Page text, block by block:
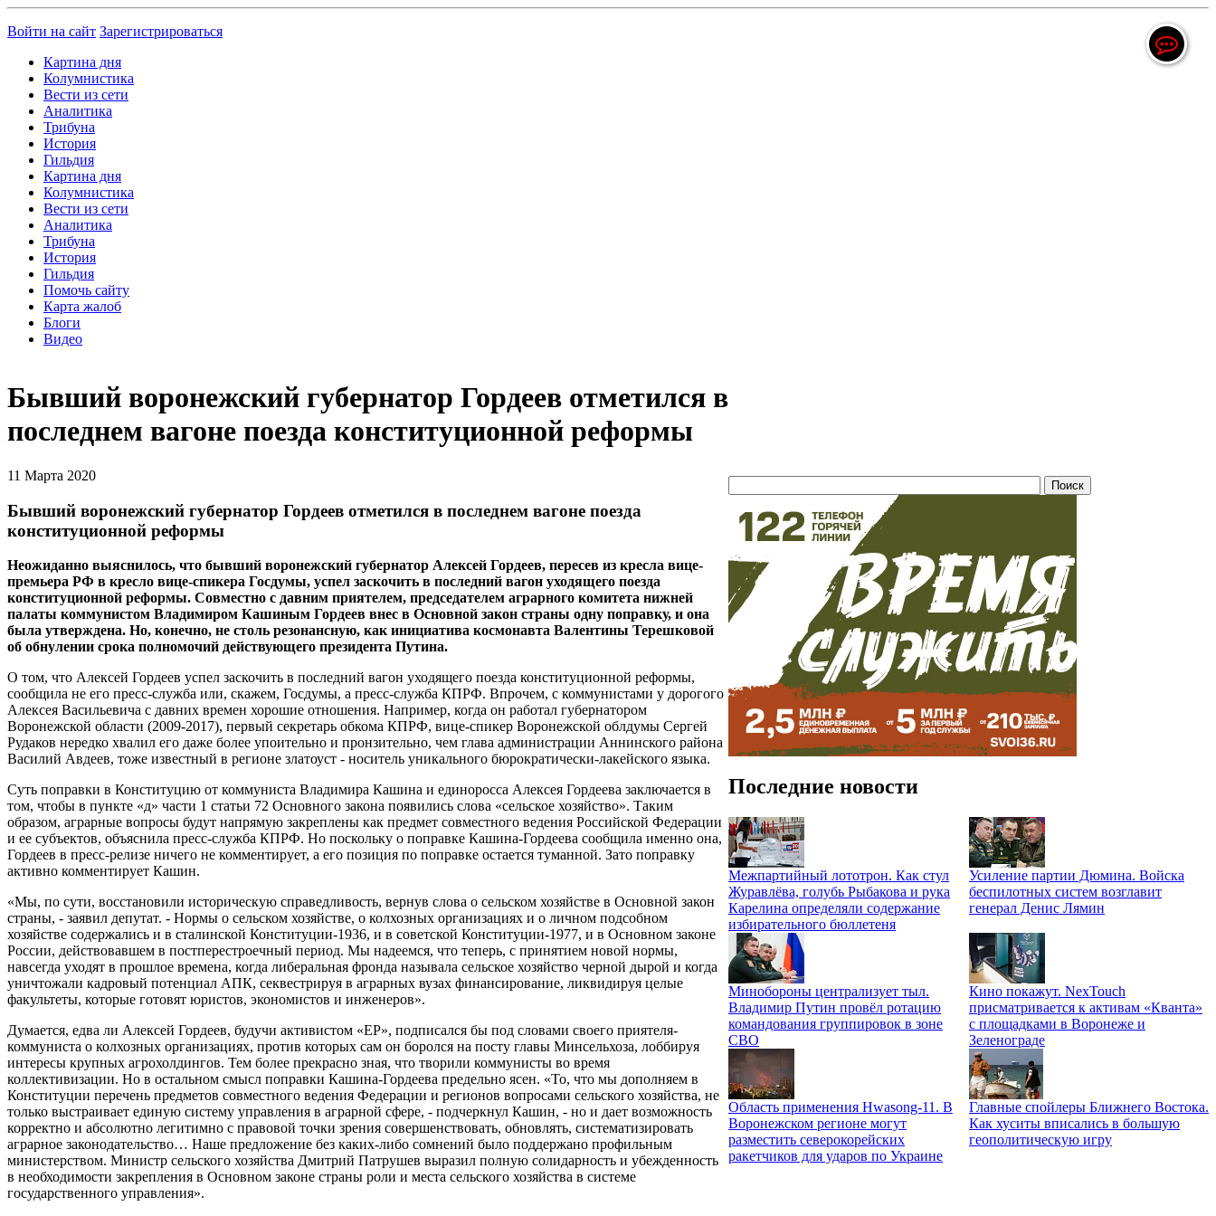
Войти на сайт Зарегистрироваться
Картина дня
Колумнистика
Вести из сети
Аналитика
Трибуна
История
Гильдия
Картина дня
Колумнистика
Вести из сети
Аналитика
Трибуна
История
Гильдия
Помочь сайту
Карта жалоб
Блоги
Видео
Бывший воронежский губернатор Гордеев отметился в
последнем вагоне поезда конституционной реформы
11 Марта 2020
Бывший воронежский губернатор Гордеев отметился в последнем вагоне поезда
конституционной реформы
Неожиданно выяснилось, что бывший воронежский губернатор Алексей Гордеев, пересев из кресла вице-
премьера РФ в кресло вице-спикера Госдумы, успел заскочить в последний вагон уходящего поезда
конституционной реформы. Совместно с давним приятелем, председателем аграрного комитета нижней
палаты коммунистом Владимиром Кашиным Гордеев внес в Основной закон страны одну поправку, и она
была утверждена. Но, конечно, не столь резонансную, как инициатива космонавта Валентины Терешковой
об обнулении срока полномочий действующего президента Путина.
О том, что Алексей Гордеев успел заскочить в последний вагон уходящего поезда конституционной реформы,
сообщила не его пресс-служба или, скажем, Госдумы, а пресс-служба КПРФ. Впрочем, с коммунистами у дорогого
Алексея Васильевича с давних времен хорошие отношения. Например, когда он работал губернатором
Воронежской области (2009-2017), первый секретарь обкома КПРФ, вице-спикер Воронежской облдумы Сергей
Рудаков нередко хвалил его даже более упоительно и пронзительно, чем глава администрации Аннинского района
Василий Авдеев, тоже известный в регионе златоуст - носитель уникального бюрократически-лакейского языка.
Суть поправки в Конституцию от коммуниста Владимира Кашина и единоросса Алексея Гордеева заключается в
том, чтобы в пункте «д» части 1 статьи 72 Основного закона появились слова «сельское хозяйство». Таким
образом, аграрные вопросы будут напрямую закреплены как предмет совместного ведения Российской Федерации
и ее субъектов, объяснила пресс-служба КПРФ. Но поскольку о поправке Кашина-Гордеева сообщила именно она,
Гордеев в пресс-релизе ничего не комментирует, а его позиция по поправке остается туманной. Зато поправку
активно комментирует Кашин.
«Мы, по сути, восстановили историческую справедливость, вернув слова о сельском хозяйстве в Основной закон
страны, - заявил депутат. - Нормы о сельском хозяйстве, о колхозных организациях и о личном подсобном
хозяйстве содержались и в сталинской Конституции-1936, и в советской Конституции-1977, и в Основном законе
России, действовавшем в постперестроечный период. Мы надеемся, что теперь, с принятием новой нормы,
навсегда уходят в прошлое времена, когда либеральная фронда называла сельское хозяйство черной дырой и когда
уничтожали кадровый потенциал АПК, секвестрируя в аграрных вузах финансирование, ликвидируя целые
факультеты, которые готовят юристов, экономистов и инженеров».
Думается, едва ли Алексей Гордеев, будучи активистом «ЕР», подписался бы под словами своего приятеля-
коммуниста о колхозных организациях, против которых сам он боролся на посту главы Минсельхоза, лоббируя
интересы крупных агрохолдингов. Тем более прекрасно зная, что творили коммунисты во время
коллективизации. Но в остальном смысл поправки Кашина-Гордеева предельно ясен. «То, что мы дополняем в
Конституции перечень предметов совместного ведения Федерации и регионов вопросами сельского хозяйства, не
только выстраивает единую систему управления в аграрной сфере, - подчеркнул Кашин, - но и дает возможность
корректно и абсолютно легитимно с правовой точки зрения совершенствовать, обновлять, систематизировать
аграрное законодательство… Наше предложение без каких-либо сомнений было поддержано профильным
министерством. Министр сельского хозяйства Дмитрий Патрушев выразил полную солидарность и убежденность
в необходимости закрепления в Основном законе страны роли и места сельского хозяйства в системе
государственного управления».
Последние новости
Межпартийный лототрон. Как стул
Журавлёва, голубь Рыбакова и рука
Карелина определяли содержание
избирательного бюллетеня
Усиление партии Дюмина. Войска
беспилотных систем возглавит
генерал Денис Лямин
Минобороны централизует тыл.
Владимир Путин провёл ротацию
командования группировок в зоне
СВО
Кино покажут. NexTouch
присматривается к активам «Кванта»
с площадками в Воронеже и
Зеленограде
Область применения Hwasong-11. В
Воронежском регионе могут
разместить северокорейских
ракетчиков для ударов по Украине
Главные спойлеры Ближнего Востока.
Как хуситы вписались в большую
геополитическую игру